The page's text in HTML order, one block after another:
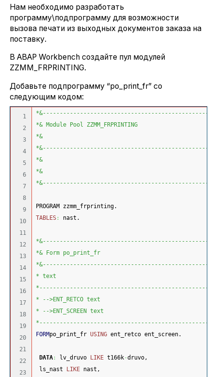
Нам необходимо разработать
программу\подпрограмму для возможности
вызова печати из выходных документов заказа на
поставку.
В ABAP Workbench создайте пул модулей
ZZMM_FRPRINTING.
Добавьте подпрограмму “po_print_fr” со
следующим кодом:
1
2
3
4
5
6
7
8
9
10
11
12
13
14
15
16
17
18
19
20
21
22
23
*& Module Pool ZZMM_FRPRINTING
*&
*&
*&
PROGRAM zzmm_frprinting.
TABLES : nast.
*& Form po_print_fr
* text
* -->ENT_RETCO text
* -->ENT_SCREEN text
FORMpo_print_fr USING ent_retco ent_screen.
DATA : lv_druvo LIKE t166k-druvo,
ls_nast
LIKE nast,